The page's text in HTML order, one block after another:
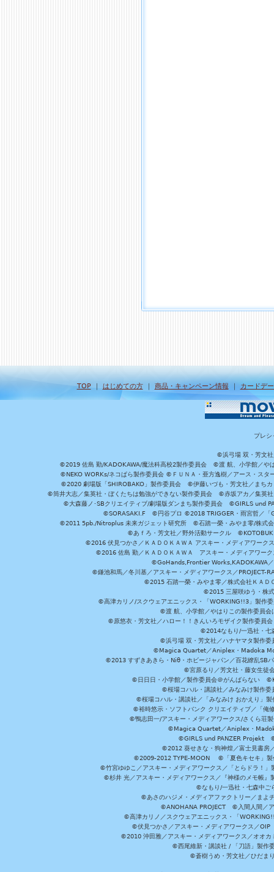
TOP｜ はじめての方｜ 商品・キャンペーン情報 ｜ カードデ
プレシ
©浜弓場 双・芳文社
©2019 佐島 勤/KADOKAWA/魔法科高校2製作委員会 ©渡 航、小学館／や
©NEKO WORKs/ネコぱら製作委員会 ©ＦＵＮＡ・亜方逸樹／アース・ス
©2020 劇場版「SHIROBAKO」製作委員会 ©伊藤いづも・芳文社／まち
©筒井大志／集英社・ぼくたちは勉強ができない製作委員会 ©赤坂アカ／集英
©大森藤ノ･SBクリエイティブ/劇場版ダンまち製作委員会 ©GIRLS und
©SORASAKI.F ©円谷プロ ©2018 TRIGGER・雨宮哲／
©2011 5pb./Nitroplus 未来ガジェット研究所 ©石踏一榮・みやま零/株式
©あｆろ・芳文社／野外活動サークル
©2016 伏見つかさ／ＫＡＤＯＫＡＷＡ アスキー・メディアワー
©2016 佐島 勤／ＫＡＤＯＫＡＷＡ アスキー・メディアワ
©GoHands,Frontier Works,KADOKAWA
©鎌池和馬／冬川基／アスキー・メディアワークス／
©2015 石踏一榮・みやま零／株式会社ＫＡＤ
©2015 三屋咲ゆう・株
©高津カリノ/スクウェアエニックス・「WORKING!!3」製作
©渡 航、小学館／やはりこの製作委員
©原悠衣・芳文社／ハロー！！きんいろモザイク製作委員
©2014なもり/一迅社・
©浜弓場 双・芳文社／ハナヤマタ製作
©Magica Quartet／Aniplex・Madoka
©2013 すずきあきら・Niθ・ホビージャパン／百花繚乱
©宮原るり／芳文社・藤女生徒
©日日日・小学館／製作委員会＠がんばらない
©桜場コハル・講談社／みなみけ製作
©桜場コハル・講談社／「みなみけ おかえり」
©裕時悠示・ソフトバンク クリエイティブ／「
©鴨志田一/アスキー・メディアワークス/さく
©Magica Quartet／Aniplex・
©GIRLS und PANZER Projekt ©
©2012 葵せきな・狗神煌／富士見書
©2009-2012 TYPE-MOON ©「夏色キセキ」製
©竹宮ゆゆこ／アスキー・メディアワークス／「とらドラ！
©杉井 光／アスキー・メディアワークス／『神様のメモ帳
©なもり/一迅社・七森中
©あさのハジメ・メディアファクトリー／ま
©ANOHANA PROJECT ©入間人間／ア
©高津カリノ／スクウェアエニックス・「
©伏見つかさ／アスキー・メディアワークス／
©2010 沖田雅／アスキー・メディアワークス／オオ
©西尾維新・講談社 / 「刀語」製作
©蒼樹うめ・芳文社／ひだま